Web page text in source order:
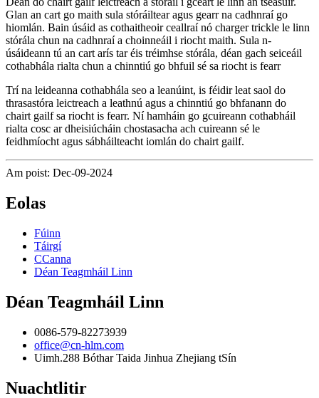
Glan an cart go maith sula stóráiltear agus gearr na cadhnraí go
hiomlán. Bain úsáid as cothaitheoir ceallraí nó charger trickle le linn
stórála chun na cadhnraí a choinneáil i riocht maith. Sula n-
úsáideann tú an cart arís tar éis tréimhse stórála, déan gach seiceáil
cothabhála rialta chun a chinntiú go bhfuil sé sa riocht is fearr
Trí na leideanna cothabhála seo a leanúint, is féidir leat saol do
thrasastóra leictreach a leathnú agus a chinntiú go bhfanann do
chairt gailf sa riocht is fearr. Ní hamháin go gcuireann cothabháil
rialta cosc ​​ar dheisiúcháin chostasacha ach cuireann sé le
feidhmíocht agus sábháilteacht iomlán do chairt gailf.
Am poist: Dec-09-2024
Eolas
Fúinn
Táirgí
CCanna
Déan Teagmháil Linn
Déan Teagmháil Linn
0086-579-82273939
office@cn-hlm.com
Uimh.288 Bóthar Taida Jinhua Zhejiang tSín
Nuachtlitir